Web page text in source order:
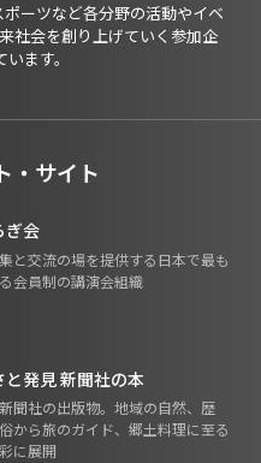
ーツなど各分野の活動やイベ
社会を創り上げていく参加企
ます。
・サイト
ぎ会
と交流の場を提供する日本で最も
会員制の講演会組織
と発見 新聞社の本
聞社の出版物。地域の自然、歴
から旅のガイド、郷土料理に至る
に展開